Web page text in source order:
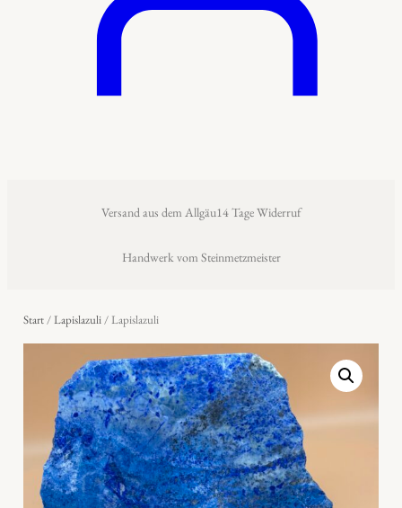
Versand aus dem Allgäu14 Tage Widerruf
Handwerk vom Steinmetzmeister
Start/Lapislazuli/ Lapislazuli